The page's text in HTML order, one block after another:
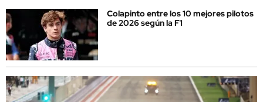
Colapinto entre los 10 mejores pilotos
de 2026 según la F1